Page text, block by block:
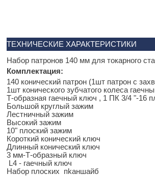
ТЕХНИЧЕСКИЕ ХАРАКТЕРИСТИКИ
Набор патронов 140 мм для токарного
Комплектация:
140 конический патрон (1шт патрон с
1шт конического зубчатого колеса
Т-образная гаечный ключ , 1 ПК 3/4 "-16
Большой круглый зажим
Лестничный зажим
Высокий зажим
10" плоский зажим
Короткий конический ключ
Длинный конический ключ
3 мм-Т-образный ключ
L4 - гаечный ключ
Набор плоских пkаншайб